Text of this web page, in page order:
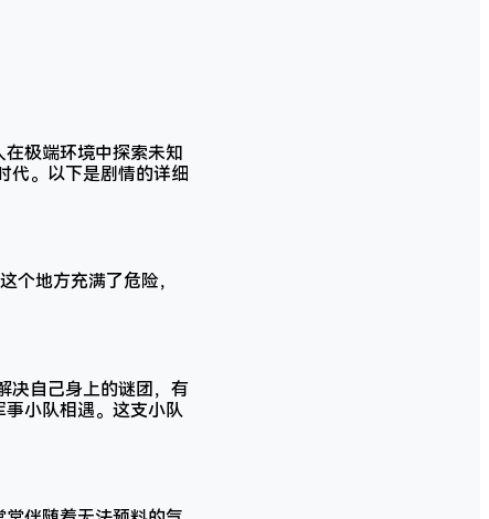
极端环境中探索未知
代。以下是剧情的详细
个地方充满了危险，
决自己身上的谜团，有
小队相遇。这支小队